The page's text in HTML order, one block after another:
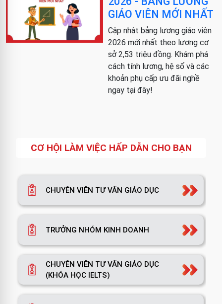
GIÁO VIÊN MỚI NHẤT
Cập nhật bảng lương giáo viên
2026 mới nhất theo lương cơ
sở 2,53 triệu đồng. Khám phá
cách tính lương, hệ số và các
khoản phụ cấp ưu đãi nghề
ngay tại đây!
CƠ HỘI LÀM VIỆC HẤP DẪN CHO BẠN
CHUYÊN VIÊN TƯ VẤN GIÁO DỤC
TRƯỞNG NHÓM KINH DOANH
CHUYÊN VIÊN TƯ VẤN GIÁO DỤC
(KHÓA HỌC IELTS)